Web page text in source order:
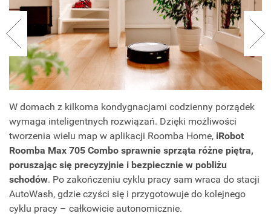
W domach z kilkoma kondygnacjami codzienny porządek
wymaga inteligentnych rozwiązań. Dzięki możliwości
tworzenia wielu map w aplikacji Roomba Home, iRobot
Roomba Max 705 Combo sprawnie sprząta różne piętra,
poruszając się precyzyjnie i bezpiecznie w pobliżu
schodów. Po zakończeniu cyklu pracy sam wraca do stacji
AutoWash, gdzie czyści się i przygotowuje do kolejnego
cyklu pracy – całkowicie autonomicznie.